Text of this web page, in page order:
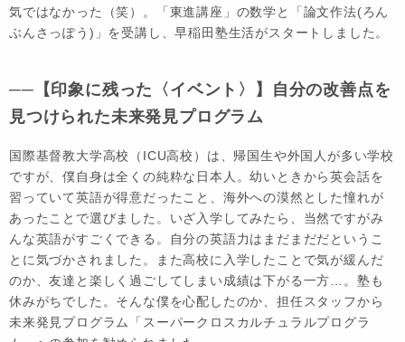
気ではなかった（笑）。「東進講座」の数学と「論文作法(ろん
ぶんさっぽう)」を受講し、早稲田塾生活がスタートしました。
──【印象に残った〈イベント〉】自分の改善点を
見つけられた未来発見プログラム
国際基督教大学高校（ICU高校）は、帰国生や外国人が多い学校
ですが、僕自身は全くの純粋な日本人。幼いときから英会話を
習っていて英語が得意だったこと、海外への漠然とした憧れが
あったことで選びました。いざ入学してみたら、当然ですがみ
んな英語がすごくできる。自分の英語力はまだまだだというこ
とに気づかされました。また高校に入学したことで気が緩んだ
のか、友達と楽しく過ごしてしまい成績は下がる一方…。塾も
休みがちでした。そんな僕を心配したのか、担任スタッフから
未来発見プログラム「スーパークロスカルチュラルプログラ